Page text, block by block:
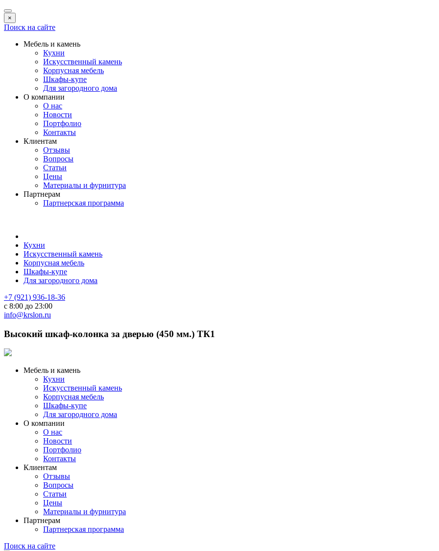
×
Поиск на сайте
Мебель и камень
Кухни
Искусственный камень
Корпусная мебель
Шкафы-купе
Для загородного дома
О компании
О нас
Новости
Портфолио
Контакты
Клиентам
Отзывы
Вопросы
Статьи
Цены
Материалы и фурнитура
Партнерам
Партнерская программа
Кухни
Искусственный камень
Корпусная мебель
Шкафы-купе
Для загородного дома
+7 (921) 936-18-36
с 8:00 до 23:00
info@krslon.ru
Высокий шкаф-колонка за дверью (450 мм.) ТК1
Мебель и камень
Кухни
Искусственный камень
Корпусная мебель
Шкафы-купе
Для загородного дома
О компании
О нас
Новости
Портфолио
Контакты
Клиентам
Отзывы
Вопросы
Статьи
Цены
Материалы и фурнитура
Партнерам
Партнерская программа
Поиск на сайте